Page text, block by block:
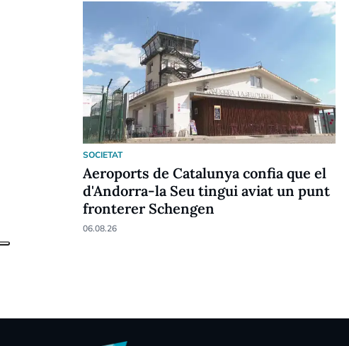
SOCIETAT
Aeroports de Catalunya confia que el
d'Andorra-la Seu tingui aviat un punt
fronterer Schengen
06.08.26